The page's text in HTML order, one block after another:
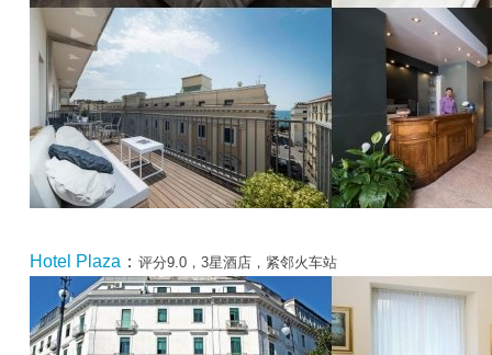
Hotel Plaza ： 评分9.0，3星酒店，紧邻火车站